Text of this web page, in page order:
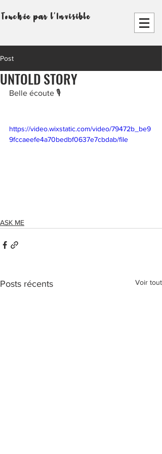
Touchée par l'Invisible
Post
UNTOLD STORY
Belle écoute 🎙️
https://video.wixstatic.com/video/79472b_be9
9fccaeefe4a70bedbf0637e7cbdab/file
ASK ME
Posts récents Voir tout